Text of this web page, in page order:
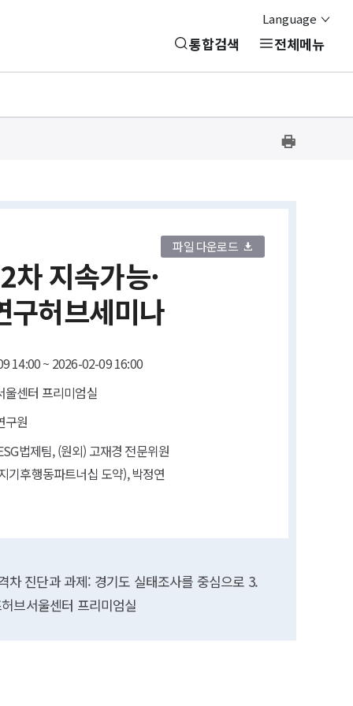
Language
통합검색 전체메뉴
프
지속가능·
구허브세미나
14:00 ~ 2026-02-09 16:00
울센터 프리미엄실
구원
법제팀, (원외) 고재경 전문위원
기후행동파트너십 도약), 박정연
파일 다운로드
차 진단과 과제: 경기도 실태조사를 중심으로 3.
브서울센터 프리미엄실